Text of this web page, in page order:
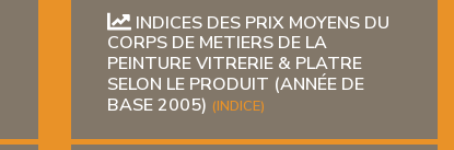
INDICES DES PRIX MOYENS DU
CORPS DE METIERS DE LA
PEINTURE VITRERIE & PLATRE
SELON LE PRODUIT (ANNÉE DE
BASE 2005) (INDICE)